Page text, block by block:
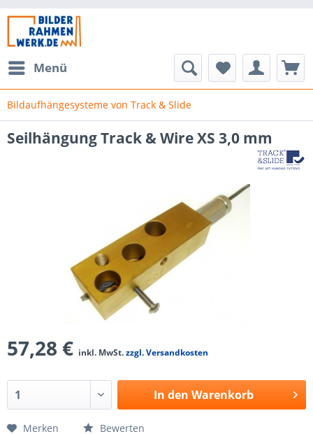
Menü
Bildaufhängesysteme von Track & Slide
Seilhängung Track & Wire XS 3,0 mm
57,28 € inkl. MwSt.zzgl. Versandkosten
In den Warenkorb
Merken Bewerten